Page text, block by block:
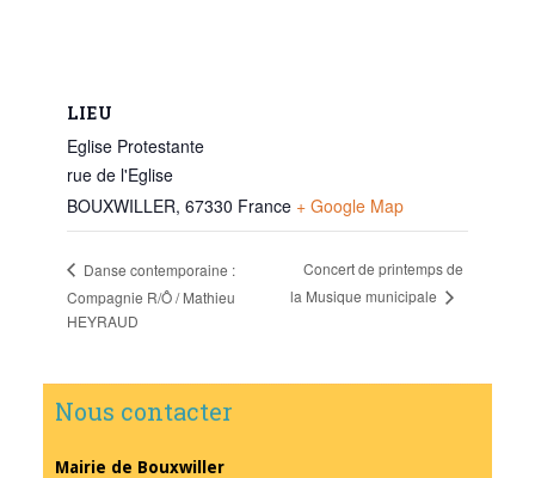
LIEU
Eglise Protestante
rue de l'Eglise
BOUXWILLER, 67330 France + Google Map
Danse contemporaine :
Compagnie R/Ô / Mathieu
HEYRAUD
Concert de printemps de
la Musique municipale
Nous contacter
Mairie de Bouxwiller